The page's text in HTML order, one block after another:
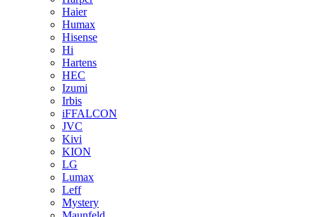
Haier
Humax
Hisense
Hi
Hartens
HEC
Izumi
Irbis
iFFALCON
JVC
Kivi
KION
LG
Lumax
Leff
Mystery